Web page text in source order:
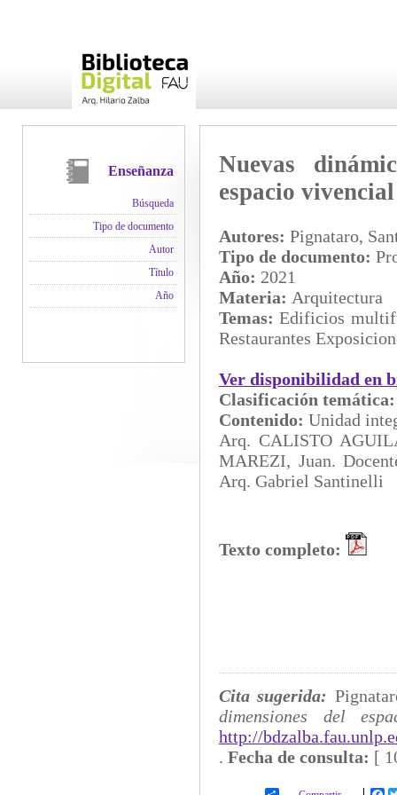
Enseñanza
Búsqueda
Tipo de documento
Autor
Título
Año
Nuevas
espacio vivencial
Autores: Pignataro,
Tipo de documento:
Año: 2021
Materia: Arquitectura
Temas:Edificios
Restaurantes
Ver disponibilidad en
Clasificación
Contenido: Unidad
Arq. CALISTO
MAREZI, Juan.
Arq. Gabriel Santinelli
Texto completo:
Cita sugerida:
dimensiones del
http://
. Fecha de consulta: [